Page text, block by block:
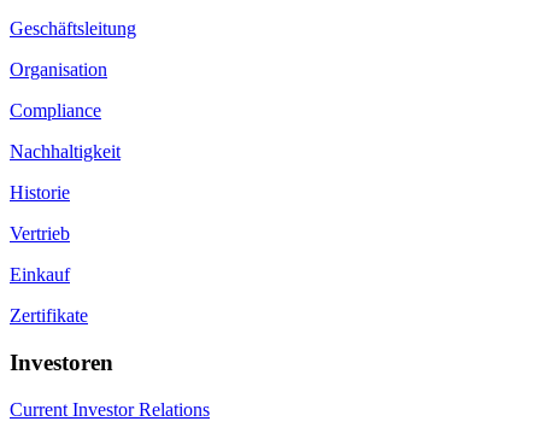
Geschäftsleitung
Organisation
Compliance
Nachhaltigkeit
Historie
Vertrieb
Einkauf
Zertifikate
Investoren
Current Investor Relations